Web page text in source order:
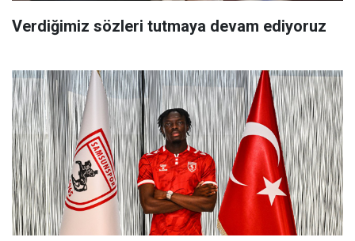
Verdiğimiz sözleri tutmaya devam ediyoruz